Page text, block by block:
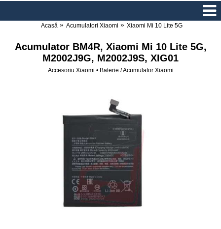
Acasă Acumulatori Xiaomi Xiaomi Mi 10 Lite 5G
Acumulator BM4R, Xiaomi Mi 10 Lite 5G,
M2002J9G, M2002J9S, XIG01
Accesoriu Xiaomi • Baterie / Acumulator Xiaomi